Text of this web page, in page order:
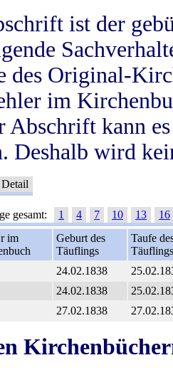
ist der
des Original-
im
Abschrift kann
Deshalb wird
Detail
gesamt: 1 4 7 10 13
16
im
Geburt des
Täuflings
Taufe
Täuflings
24.02.1838
24.02.1838
27.02.1838